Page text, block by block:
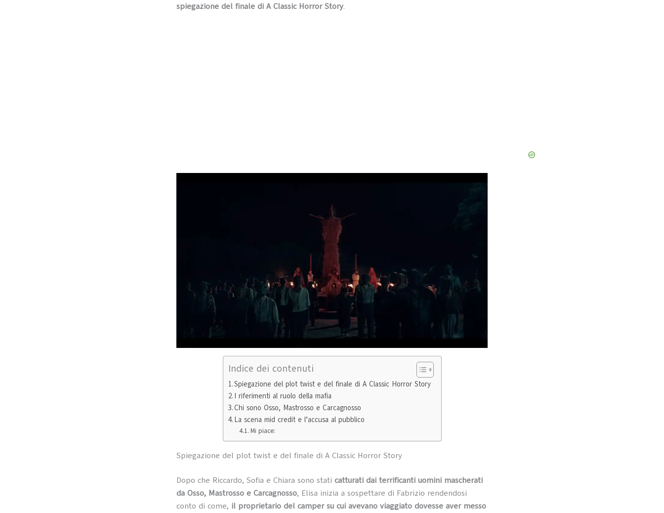
spiegazione del finale di A Classic Horror Story.
Indice dei contenuti
Spiegazione del plot twist e del finale di A Classic Horror Story
I riferimenti al ruolo della mafia
Chi sono Osso, Mastrosso e Carcagnosso
La scena mid credit e l’accusa al pubblico
Mi piace:
Spiegazione del plot twist e del finale di A Classic Horror Story
Dopo che Riccardo, Sofia e Chiara sono stati catturati dai terrificanti uomini mascherati
da Osso, Mastrosso e Carcagnosso, Elisa inizia a sospettare di Fabrizio rendendosi
conto di come, il proprietario del camper su cui avevano viaggiato dovesse aver messo